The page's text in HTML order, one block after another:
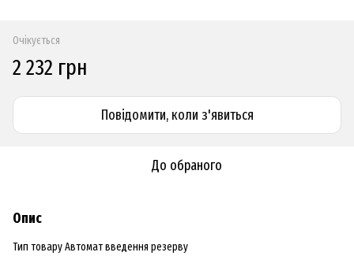
Очікується
2 232 грн
Повідомити, коли з'явиться
До обраного
Опис
Тип товару Автомат введення резерву